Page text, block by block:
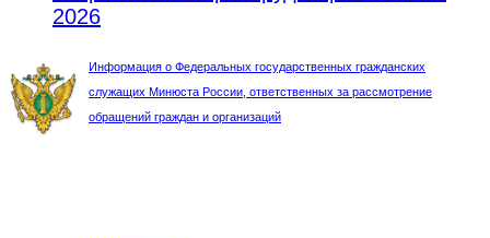
2026
Информация о Федеральных государственных гражданских
служащих Минюста России, ответственных за рассмотрение
обращений граждан и организаций